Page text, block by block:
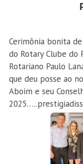
Cerimônia bonita
do Rotary Clube do
Rotariano Paulo
que deu posse ao
Aboim e seu